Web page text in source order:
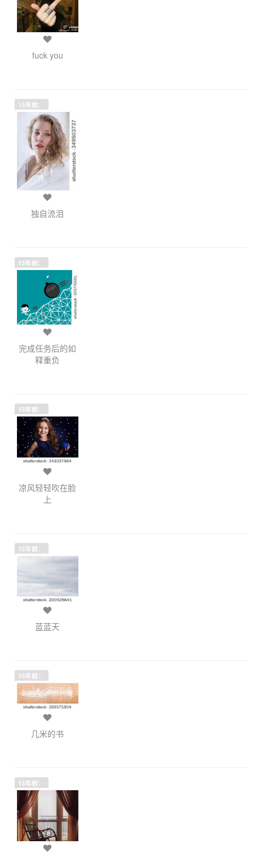
fuck you
15年前：
独自流泪
15年前：
完成任务后的如
释重负
15年前：
凉风轻轻吹在脸
上
15年前：
蓝蓝天
15年前：
几米的书
15年前：